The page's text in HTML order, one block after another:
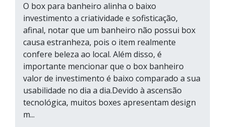
O box para banheiro alinha o baixo
investimento a criatividade e sofisticação,
afinal, notar que um banheiro não possui box
causa estranheza, pois o item realmente
confere beleza ao local. Além disso, é
importante mencionar que o box banheiro
valor de investimento é baixo comparado a sua
usabilidade no dia a dia.Devido à ascensão
tecnológica, muitos boxes apresentam design
m...